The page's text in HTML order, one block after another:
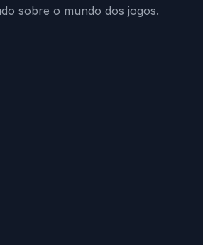
sobre o mundo dos jogos.